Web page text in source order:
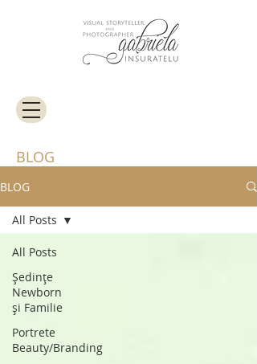
BLOG
BLOG
All Posts
Ședințe
Newborn
și Familie
Portrete
Beauty/Branding
All Posts